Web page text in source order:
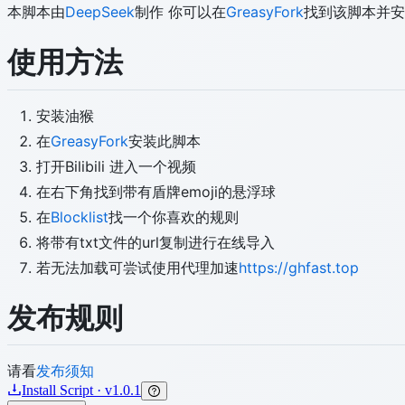
本脚本由DeepSeek制作 你可以在GreasyFork找到该脚本并
使用方法
安装油猴
在GreasyFork安装此脚本
打开Bilibili 进入一个视频
在右下角找到带有盾牌emoji的悬浮球
在Blocklist找一个你喜欢的规则
将带有txt文件的url复制进行在线导入
若无法加载可尝试使用代理加速https://ghfast.top
发布规则
请看发布须知
Install Script · v1.0.1